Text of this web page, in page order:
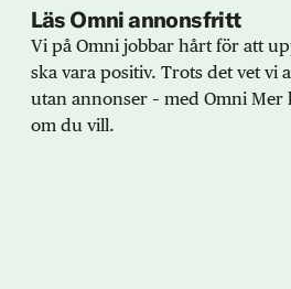
Läs Omni annonsfritt
Vi på Omni jobbar hårt för att
ska vara positiv. Trots det vet vi
utan annonser – med Omni
om du vill.